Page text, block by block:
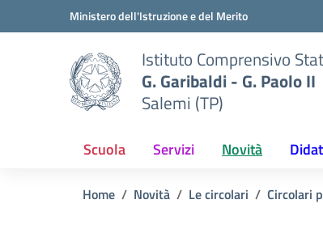
Vai ai contenuti
Vai al menu di navigazioneMinistero dell'Istruzione e del Merito
Istituto Comprensivo
G. Garibaldi - G. Paolo II
Salemi (TP)
Scuola Servizi Novità
Home Novità Le circolari Circolari